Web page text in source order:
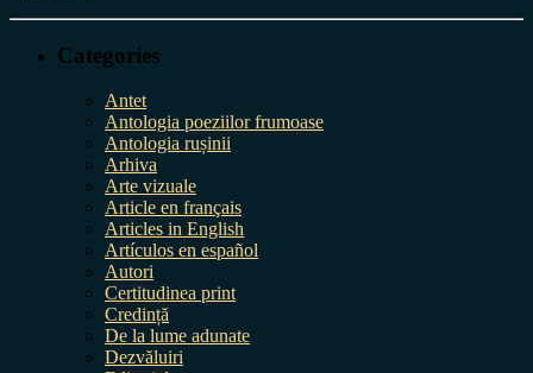
Categories
Antet
Antologia poeziilor frumoase
Antologia rușinii
Arhiva
Arte vizuale
Article en français
Articles in English
Artículos en español
Autori
Certitudinea print
Credință
De la lume adunate
Dezvăluiri